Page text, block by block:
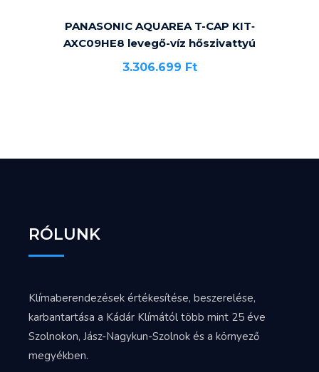
PANASONIC AQUAREA T-CAP KIT‐
AXC09HE8 levegő-víz hőszivattyú
3.306.699 Ft
RÓLUNK
Klímaberendezések értékesítése, beszerelése,
karbantartása a Kádár Klímától több mint 25 éve
Szolnokon, Jász-Nagykun-Szolnok és a környező
megyékben.